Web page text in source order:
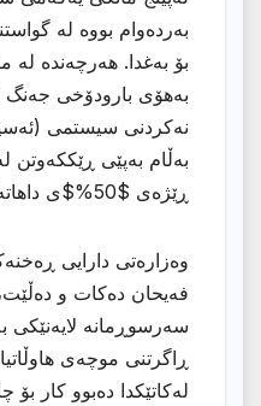
بەردەوام بووە لە
بۆ بەغدا. هەرچەندە لە
بەهۆی بارودۆخی جەنگ
نەکردنی سیستمی
بەڵام بەپێی
ڕێژەی $50%$ی داهاتەکە گواستراوەتەوە.
وەزارەتی دارایی
فەیحان دەکات و
سەرسوڕمانە لایەنێکی
ڕاگرتنی موچەی
لەکاتێکدا دەبوو کار